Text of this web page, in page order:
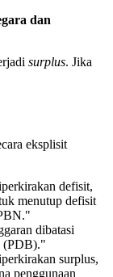
dan
surplus. Jika
eksplisit
defisit,
menutup defisit
dibatasi
(PDB)."
surplus,
penggunaan